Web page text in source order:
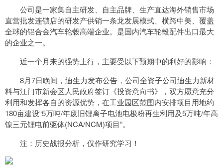
公司是一家集自主研发、自主品牌、生产直达海外销售市场
直营批发连锁店的研发产供销一条龙发展模式、横跨中美、覆盖
全球的铝合金汽车轮毂高端企业。是国内汽车轮毂配件出口最大
的企业之一。
近一个月来的强势上行，主要受以下预期中的利好的影响：
8月7日晚间，迪生力发布公告，公司全资子公司迪生力新材
料与江门市新会区人民政府签订《投资意向书》，双方愿意充分
利用和发挥各自的资源优势，在工业园区范围内安排项目用地约
180亩建设“5万吨/年废旧锂离子电池电极粉再生利用及5万吨/年高
镍三元锂电前驱体(NCA/NCM)项目”。
注：历史战报分析，仅作研究学习！